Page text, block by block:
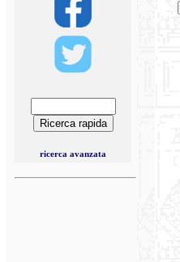
ricerca avanzata